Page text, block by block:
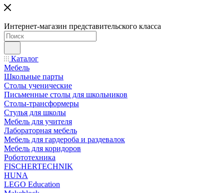
Интернет-магазин представительского класса
Каталог
Мебель
Школьные парты
Столы ученические
Письменные столы для школьников
Столы-трансформеры
Стулья для школы
Мебель для учителя
Лабораторная мебель
Мебель для гардероба и раздевалок
Мебель для коридоров
Робототехника
FISCHERTECHNIK
HUNA
LEGO Education